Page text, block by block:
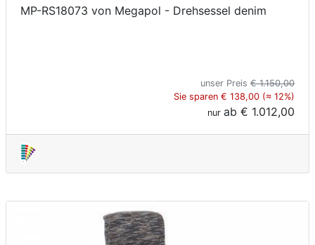
MP-RS18073 von Megapol - Drehsessel denim
unser Preis € 1.150,00
Sie sparen € 138,00 (≈ 12%)
nur ab € 1.012,00